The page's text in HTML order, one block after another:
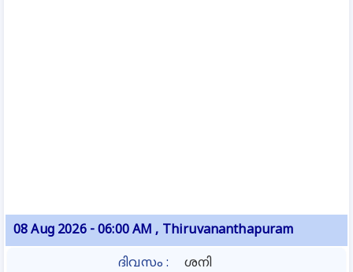
08 Aug 2026- 06:00 AM , Thiruvananthapuram
ദിവസം : ശനി